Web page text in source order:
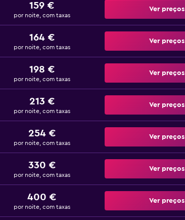
159 €
por noite, com taxas
Ver preços
164 €
por noite, com taxas
Ver preços
198 €
por noite, com taxas
Ver preços
213 €
por noite, com taxas
Ver preços
254 €
por noite, com taxas
Ver preços
330 €
por noite, com taxas
Ver preços
400 €
por noite, com taxas
Ver preços